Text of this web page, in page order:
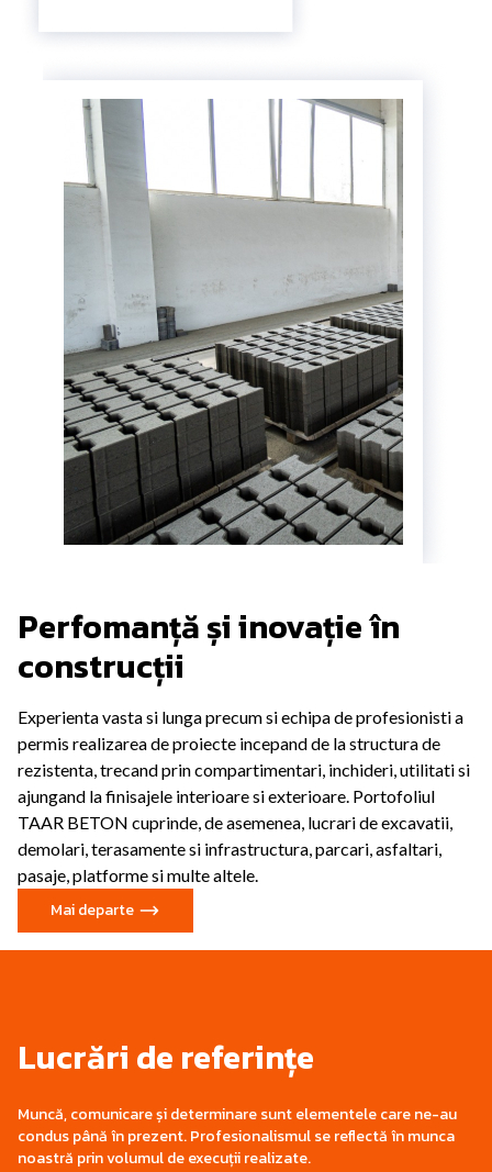
Perfomanță și inovație în
construcții
Experienta vasta si lunga precum si echipa de profesionisti a
permis realizarea de proiecte incepand de la structura de
rezistenta, trecand prin compartimentari, inchideri, utilitati si
ajungand la finisajele interioare si exterioare. Portofoliul
TAAR BETON cuprinde, de asemenea, lucrari de excavatii,
demolari, terasamente si infrastructura, parcari, asfaltari,
pasaje, platforme si multe altele.
Mai departe
Lucrări de referințe
Muncă, comunicare și determinare sunt elementele care ne-au
condus până în prezent. Profesionalismul se reflectă în munca
noastră prin volumul de execuții realizate.